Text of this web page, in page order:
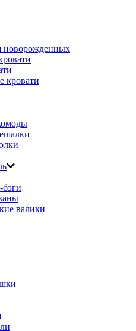
новорожденных
кровати
валики